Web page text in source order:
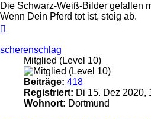
Die Schwarz-Weiß-Bilder gefallen
Wenn Dein Pferd tot ist, steig ab.
scherenschlag
Mitglied (Level 10)
Beiträge: 418
Registriert: Di 15. Dez 2020,
Wohnort: Dortmund